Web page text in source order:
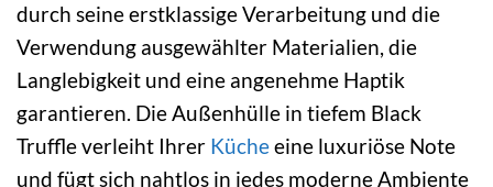
durch seine erstklassige Verarbeitung und die
Verwendung ausgewählter Materialien, die
Langlebigkeit und eine angenehme Haptik
garantieren. Die Außenhülle in tiefem Black
Truffle verleiht Ihrer Kücheeine luxuriöse Note
und fügt sich nahtlos in jedes moderne Ambiente